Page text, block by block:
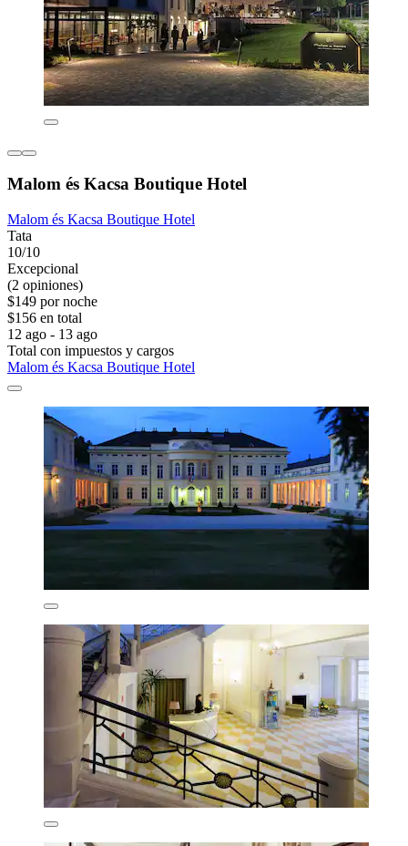
Malom és Kacsa Boutique Hotel
Malom és Kacsa Boutique Hotel
Tata
10/10
Excepcional
(2 opiniones)
$149 por noche
$156 en total
12 ago - 13 ago
Total con impuestos y cargos
Malom és Kacsa Boutique Hotel